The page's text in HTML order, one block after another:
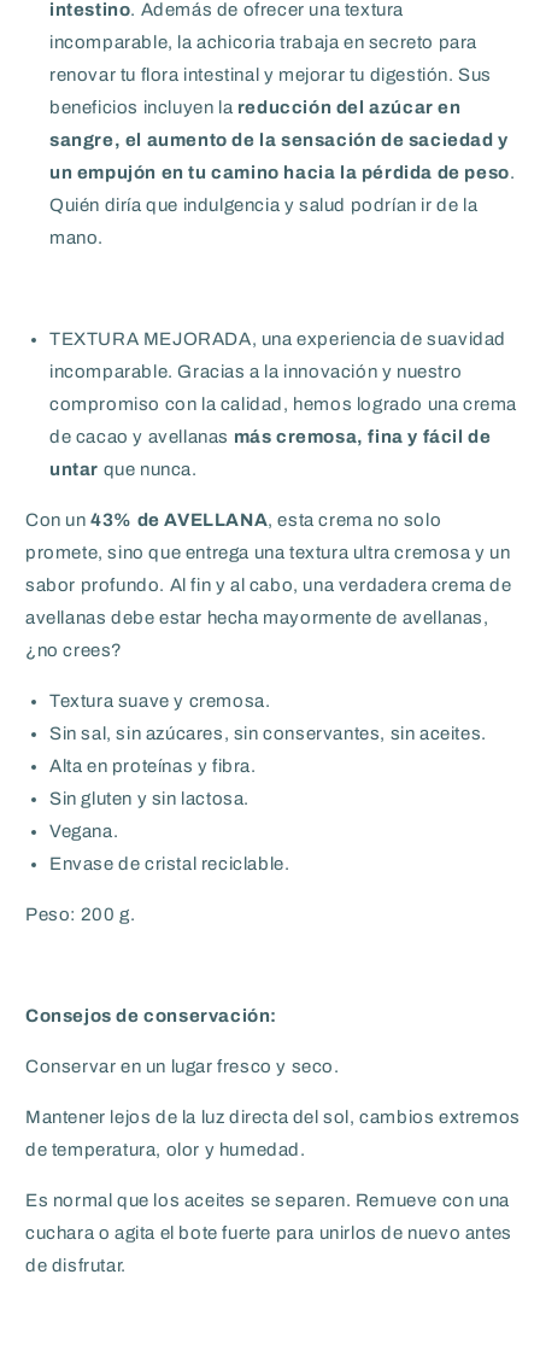
intestino. Además de ofrecer una textura
incomparable, la achicoria trabaja en secreto para
renovar tu flora intestinal y mejorar tu digestión. Sus
beneficios incluyen la reducción del azúcar en
sangre, el aumento de la sensación de saciedad y
un empujón en tu camino hacia la pérdida de peso.
Quién diría que indulgencia y salud podrían ir de la
mano.
TEXTURA MEJORADA, una experiencia de suavidad
incomparable. Gracias a la innovación y nuestro
compromiso con la calidad, hemos logrado una crema
de cacao y avellanas más cremosa, fina y fácil de
untar que nunca.
Con un43% de AVELLANA, esta crema no solo
promete, sino que entrega una textura ultra cremosa y un
sabor profundo. Al fin y al cabo, una verdadera crema de
avellanas debe estar hecha mayormente de avellanas,
¿no crees?
Textura suave y cremosa.
Sin sal, sin azúcares, sin conservantes, sin aceites.
Alta en proteínas y fibra.
Sin gluten y sin lactosa.
Vegana.
Envase de cristal reciclable.
Peso: 200 g.
Consejos de conservación:
Conservar en un lugar fresco y seco.
Mantener lejos de la luz directa del sol, cambios extremos
de temperatura, olor y humedad.
Es normal que los aceites se separen. Remueve con una
cuchara o agita el bote fuerte para unirlos de nuevo antes
de disfrutar.